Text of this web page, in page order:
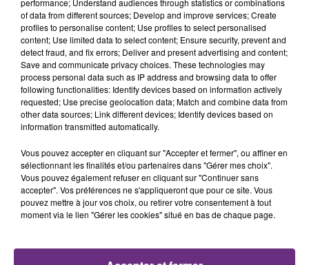
espèrent ainsi libérer la parole dans les familles et
libérer les proches d’un questionnement et d’une
prise de décision qui peuvent être difficiles au moment
du décès.
A noter qu’à l’occasion de cette journée, le centre
hospitalier de Troyes proposera une pièce de théâtre
pour aborder avec recul et légèreté le don d'organes.
Le rendez-vous sera donné au centre Sportif de l'Aube
de 19h30 à 20h30 environ.
performance; Understand audiences through statistics or combinations
of data from different sources; Develop and improve services; Create
profiles to personalise content; Use profiles to select personalised
content; Use limited data to select content; Ensure security, prevent and
detect fraud, and fix errors; Deliver and present advertising and content;
Save and communicate privacy choices. These technologies may
process personal data such as IP address and browsing data to offer
following functionalities: Identify devices based on information actively
requested; Use precise geolocation data; Match and combine data from
other data sources; Link different devices; Identify devices based on
information transmitted automatically.
Vous pouvez accepter en cliquant sur "Accepter et fermer", ou affiner en
sélectionnant les finalités et/ou partenaires dans "Gérer mes choix".
Vous pouvez également refuser en cliquant sur "Continuer sans
accepter". Vos préférences ne s'appliqueront que pour ce site. Vous
pouvez mettre à jour vos choix, ou retirer votre consentement à tout
moment via le lien "Gérer les cookies" situé en bas de chaque page.